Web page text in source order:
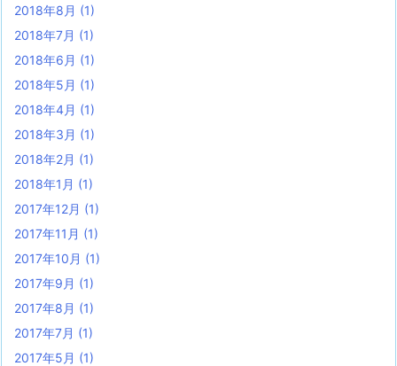
2018年8月 (1)
2018年7月 (1)
2018年6月 (1)
2018年5月 (1)
2018年4月 (1)
2018年3月 (1)
2018年2月 (1)
2018年1月 (1)
2017年12月 (1)
2017年11月 (1)
2017年10月 (1)
2017年9月 (1)
2017年8月 (1)
2017年7月 (1)
2017年5月 (1)